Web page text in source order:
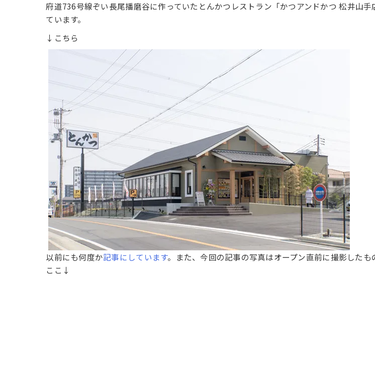
府道736号線ぞい長尾播磨谷に作っていたとんかつレストラン「かつアンドかつ 松井山手
ています。
↓こちら
以前にも何度か記事にしています。また、今回の記事の写真はオープン直前に撮影したも
ここ↓